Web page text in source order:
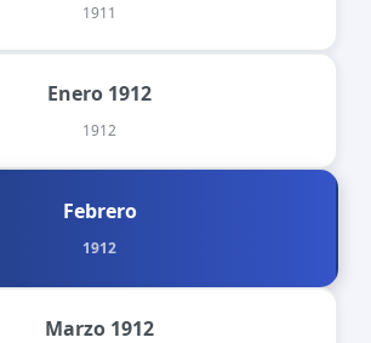
1911
Enero 1912
1912
Febrero
1912
Marzo 1912